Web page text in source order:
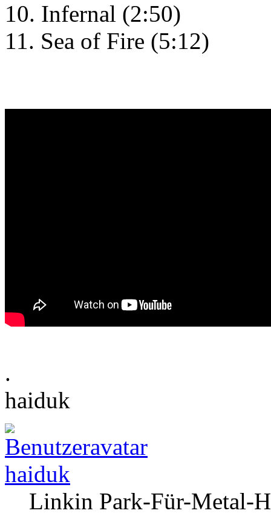
10. Infernal (2:50)
11. Sea of Fire (5:12)
.
haiduk
haiduk
Linkin Park-Für-Metal-